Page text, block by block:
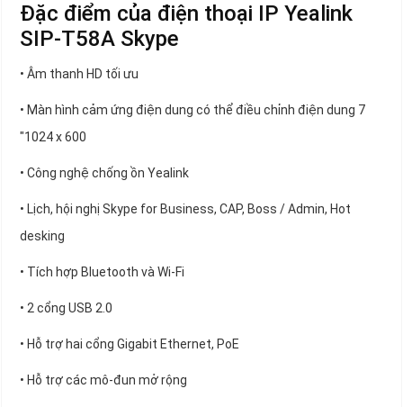
Đặc điểm của điện thoại IP Yealink
SIP-T58A Skype
• Âm thanh HD tối ưu
• Màn hình cảm ứng điện dung có thể điều chỉnh điện dung 7
"1024 x 600
• Công nghệ chống ồn Yealink
• Lịch, hội nghị Skype for Business, CAP, Boss / Admin, Hot
desking
• Tích hợp Bluetooth và Wi-Fi
• 2 cổng USB 2.0
• Hỗ trợ hai cổng Gigabit Ethernet, PoE
• Hỗ trợ các mô-đun mở rộng